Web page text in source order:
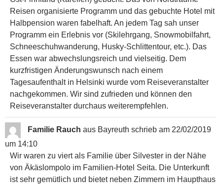
Reisen organisierte Programm und das gebuchte Hotel mit
Halbpension waren fabelhaft. An jedem Tag sah unser
Programm ein Erlebnis vor (Skilehrgang, Snowmobilfahrt,
Schneeschuhwanderung, Husky-Schlittentour, etc.). Das
Essen war abwechslungsreich und vielseitig. Dem
kurzfristigen Änderungswunsch nach einem
Tagesaufenthalt in Helsinki wurde vom Reiseveranstalter
nachgekommen. Wir sind zufrieden und können den
Reiseveranstalter durchaus weiterempfehlen.
Familie Rauch aus Bayreuth schrieb am 22/02/2019
um 14:10
Wir waren zu viert als Familie über Silvester in der Nähe
von Äkäslompolo im Familien-Hotel Seita. Die Unterkunft
ist sehr gemütlich und bietet neben Zimmern im Haupthaus